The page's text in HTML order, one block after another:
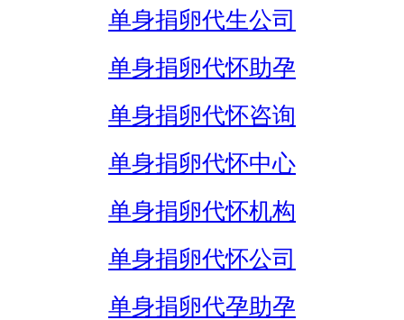
单身捐卵代生公司
单身捐卵代怀助孕
单身捐卵代怀咨询
单身捐卵代怀中心
单身捐卵代怀机构
单身捐卵代怀公司
单身捐卵代孕助孕